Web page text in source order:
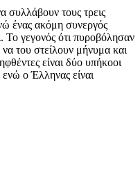
συλλάβουν τους τρεις
ένας ακόμη συνεργός
Το γεγονός ότι πυροβόλησαν
του στείλουν μήνυμα και
είναι δύο υπήκοοι
ο Έλληνας είναι